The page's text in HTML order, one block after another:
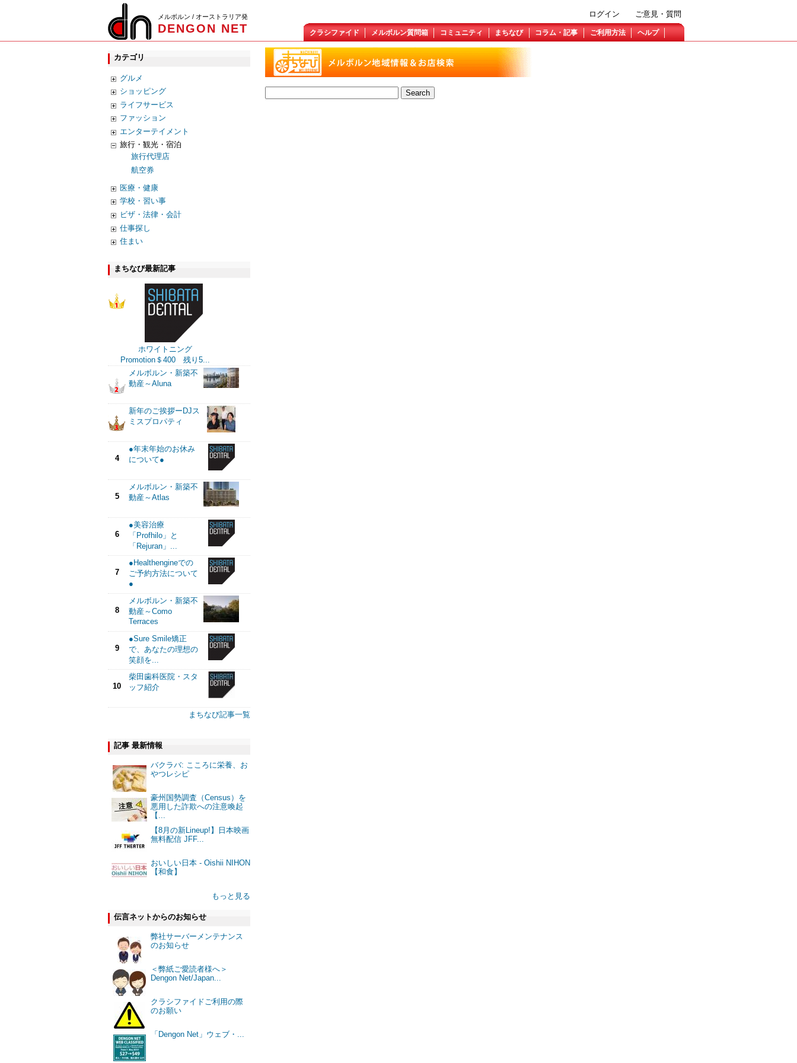
メルボルン / オーストラリア発
DENGON NET
ご意見・質問
ログイン
クラシファイド メルボルン質問箱 コミュニティ まちなび コラム・記事 ご利用方法 ヘルプ
カテゴリ
グルメ
ショッピング
ライフサービス
ファッション
エンターテイメント
旅行・観光・宿泊
旅行代理店
航空券
医療・健康
学校・習い事
ビザ・法律・会計
仕事探し
住まい
まちなび最新記事
ホワイトニング
Promotion＄400 残り5...
メルボルン・新築不
動産～Aluna
新年のご挨拶ーDJス
ミスプロパティ
4
●年末年始のお休み
について●
5
メルボルン・新築不
動産～Atlas
6
●美容治療
「Profhilo」と
「Rejuran」...
7
●Healthengineでの
ご予約方法について
●
8
メルボルン・新築不
動産～Como
Terraces
9
●Sure Smile矯正
で、あなたの理想の
笑顔を...
10
柴田歯科医院・スタ
ッフ紹介
まちなび記事一覧
記事 最新情報
バクラバ: こころに栄養、お
やつレシピ
豪州国勢調査（Census）を
悪用した詐欺への注意喚起
【...
【8月の新Lineup!】日本映画
無料配信 JFF...
おいしい日本 - Oishii NIHON
【和食】
もっと見る
伝言ネットからのお知らせ
弊社サーバーメンテナンス
のお知らせ
＜弊紙ご愛読者様へ＞
Dengon Net/Japan...
クラシファイドご利用の際
のお願い
「Dengon Net」ウェブ・...